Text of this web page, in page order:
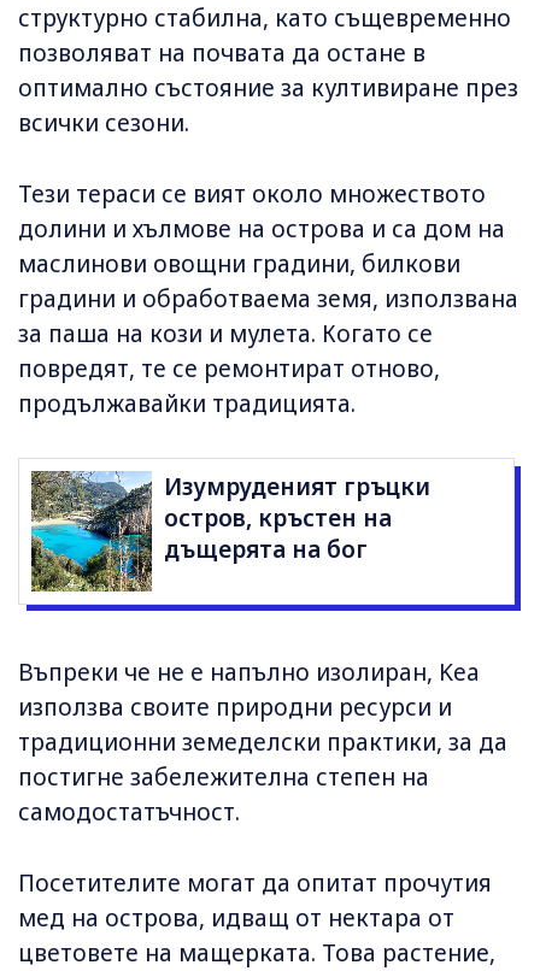
структурно стабилна, като същевременно
позволяват на почвата да остане в
оптимално състояние за култивиране през
всички сезони.
Тези тераси се вият около множеството
долини и хълмове на острова и са дом на
маслинови овощни градини, билкови
градини и обработваема земя, използвана
за паша на кози и мулета. Когато се
повредят, те се ремонтират отново,
продължавайки традицията.
Изумруденият гръцки
остров, кръстен на
дъщерята на бог
Въпреки че не е напълно изолиран, Kea
използва своите природни ресурси и
традиционни земеделски практики, за да
постигне забележителна степен на
самодостатъчност.
Посетителите могат да опитат прочутия
мед на острова, идващ от нектара от
цветовете на мащерката. Това растение,